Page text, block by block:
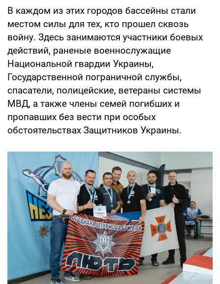
В каждом из этих городов бассейны стали
местом силы для тех, кто прошел сквозь
войну. Здесь занимаются участники боевых
действий, раненые военнослужащие
Национальной гвардии Украины,
Государственной пограничной службы,
спасатели, полицейские, ветераны системы
МВД, а также члены семей погибших и
пропавших без вести при особых
обстоятельствах Защитников Украины.